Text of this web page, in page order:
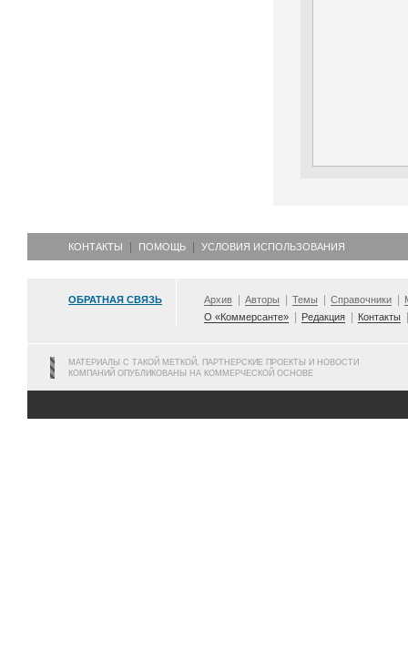
КОНТАКТЫ ПОМОЩЬ УСЛОВИЯ ИСПОЛЬЗОВАНИЯ
ОБРАТНАЯ СВЯЗЬ Архив Авторы Темы Справочники
О «Коммерсанте»
Редакция Контакты
МАТЕРИАЛЫ С ТАКОЙ МЕТКОЙ, ПАРТНЕРСКИЕ ПРОЕКТЫ И НОВОСТИ
КОМПАНИЙ ОПУБЛИКОВАНЫ НА КОММЕРЧЕСКОЙ ОСНОВЕ